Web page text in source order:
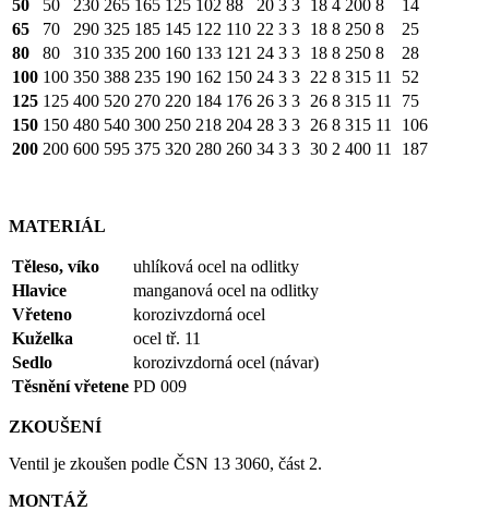
50
50 230 265 165 125 102 88 20 3 3 18 4 200 8
14
65
70 290 325 185 145 122 110 22 3 3 18 8 250 8
25
80
80 310 335 200 160 133 121 24 3 3 18 8 250 8
28
100 100 350 388 235 190 162 150 24 3 3 22 8 315 11
52
125 125 400 520 270 220 184 176 26 3 3 26 8 315 11
75
150 150 480 540 300 250 218 204 28 3 3 26 8 315 11
106
200 200 600 595 375 320 280 260 34 3 3 30 2 400 11 187
MATERIÁL
Těleso, víko
uhlíková ocel na odlitky
Hlavice
manganová ocel na odlitky
Vřeteno
korozivzdorná ocel
Kuželka
ocel tř. 11
Sedlo
korozivzdorná ocel (návar)
Těsnění vřetene PD 009
ZKOUŠENÍ
Ventil je zkoušen podle ČSN 13 3060, část 2.
MONTÁŽ